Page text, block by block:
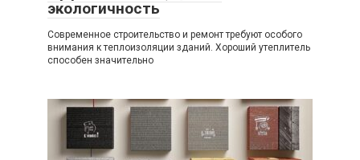
экологичность
Современное строительство и ремонт требуют особого
внимания к теплоизоляции зданий. Хороший утеплитель
способен значительно